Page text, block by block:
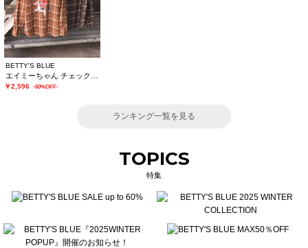
BETTY'S BLUE
￥2,596 -60%OFF-
ランキング一覧を見る
TOPICS
特集